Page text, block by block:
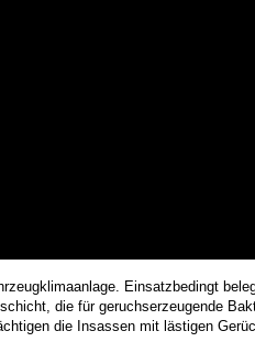
Einsatzbedingt
die für geruchserzeugende
die Insassen mit lästigen